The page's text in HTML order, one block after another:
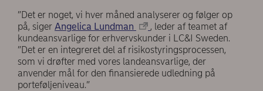
”Det er noget, vi hver måned analyserer og følger op
på, siger Angelica Lundman
, leder af teamet af
kundeansvarlige for erhvervskunder i LC&I Sweden.
”Det er en integreret del af risikostyringsprocessen,
som vi drøfter med vores landeansvarlige, der
anvender mål for den finansierede udledning på
porteføljeniveau.”